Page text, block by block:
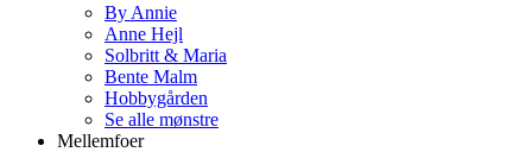
By Annie
Anne Hejl
Solbritt & Maria
Bente Malm
Hobbygården
Se alle mønstre
Mellemfoer